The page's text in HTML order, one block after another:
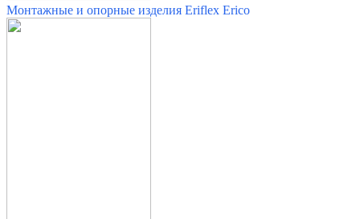
Монтажные и опорные изделия Eriflex Erico